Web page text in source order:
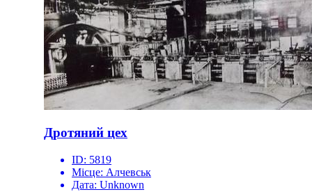
Дротяний цех
ID: 5819
Місце: Алчевськ
Дата: Unknown